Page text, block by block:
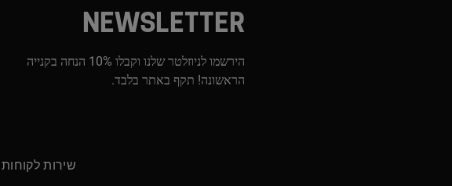
NEWSLETTER
הירשמו לניוזלטר שלנו וקבלו 10% הנחה בקנייה
הראשונה! תקף באתר בלבד.
שירות לקוחות